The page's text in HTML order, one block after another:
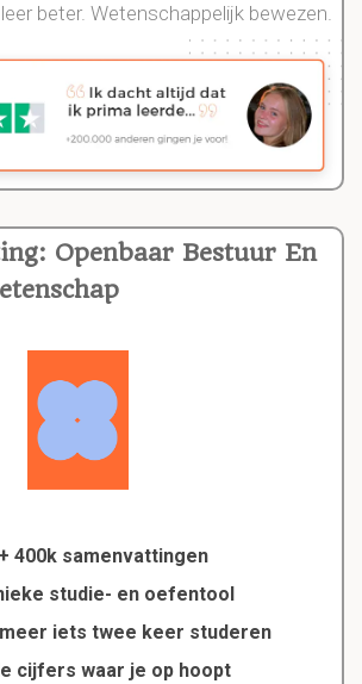
Openbaar Bestuur En
400k samenvattingen
studie- en oefentool
iets twee keer studeren
cijfers waar je op hoopt
beter. Wetenschappelijk bewezen.